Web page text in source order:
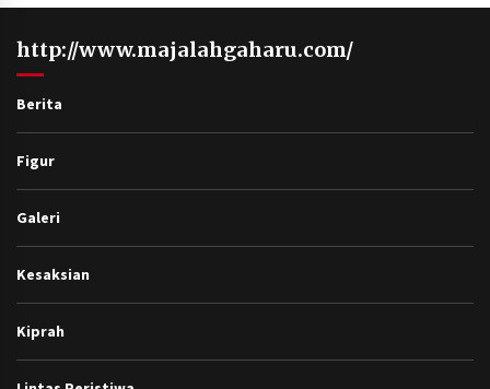
http://www.majalahgaharu.com/
Berita
Figur
Galeri
Kesaksian
Kiprah